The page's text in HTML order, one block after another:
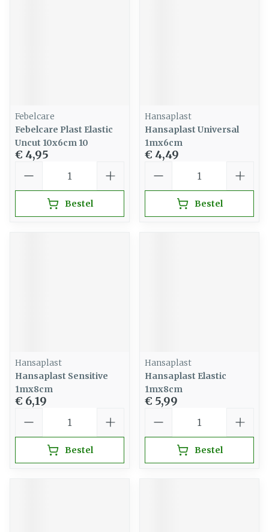
Febelcare
Febelcare Plast Elastic
Uncut 10x6cm 10
€ 4,95
Bestel
Hansaplast
Hansaplast Universal
1mx6cm
€ 4,49
Bestel
Hansaplast
Hansaplast Sensitive
1mx8cm
€ 6,19
Bestel
Hansaplast
Hansaplast Elastic
1mx8cm
€ 5,99
Bestel